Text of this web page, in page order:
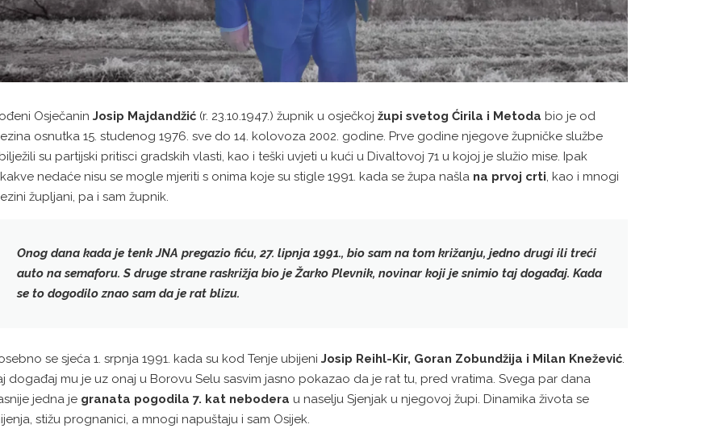
Osječanin Josip Majdandžić (r. 23.10.1947.) župnik u osječkoj župi svetog Ćirila i Metoda bio je od
osnutka 15. studenog 1976. sve do 14. kolovoza 2002. godine. Prve godine njegove župničke službe
su partijski pritisci gradskih vlasti, kao i teški uvjeti u kući u Divaltovoj 71 u kojoj je služio mise. Ipak
nedaće nisu se mogle mjeriti s onima koje su stigle 1991. kada se župa našla na prvoj crti, kao i mnogi
župljani, pa i sam župnik.
Onog dana kada je tenk JNA pregazio fiću, 27. lipnja 1991., bio sam na tom križanju, jedno drugi ili treći
auto na semaforu. S druge strane raskrižja bio jeŽarko Plevnik, novinar koji je snimio taj događaj. Kada
se to dogodilo znao sam da je rat blizu.
se sjeća 1. srpnja 1991. kada su kod Tenje ubijeni Josip Reihl-Kir, Goran Zobundžija i Milan Knežević.
događaj mu je uz onaj u Borovu Selu sasvim jasno pokazao da je rat tu, pred vratima. Svega par dana
jedna je granata pogodila 7. kat nebodera u naselju Sjenjak u njegovoj župi. Dinamika života se
stižu prognanici, a mnogi napuštaju i sam Osijek.